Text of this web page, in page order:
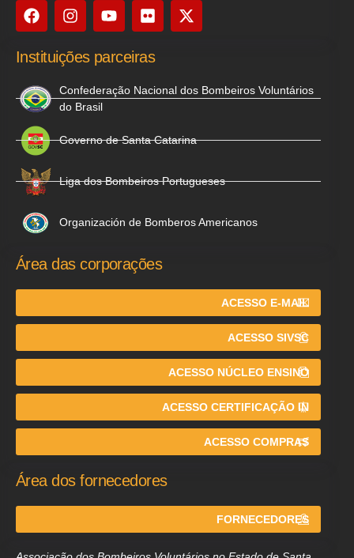
Instituições parceiras
Confederação Nacional dos Bombeiros Voluntários
do Brasil
Governo de Santa Catarina
Liga dos Bombeiros Portugueses
Organización de Bomberos Americanos
Área das corporações
ACESSO E-MAIL
ACESSO SIVSC
ACESSO NÚCLEO ENSINO
ACESSO CERTIFICAÇÃO IN
ACESSO COMPRAS
Área dos fornecedores
FORNECEDORES